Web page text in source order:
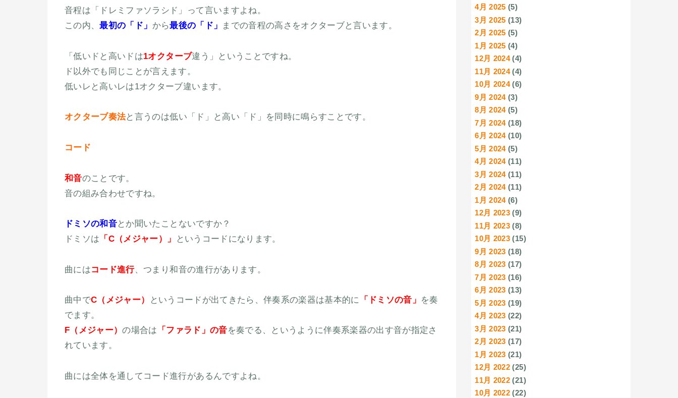
音程は「ドレミファソラシド」って言いますよね。
この内、最初の「ド」 から最後の「ド」 までの音程の高さをオクターブと言います。
「低いドと高いドは1オクターブ違う」ということですね。
ド以外でも同じことが言えます。
低いレと高いレは1オクターブ違います。
オクターブ奏法と言うのは低い「ド」と高い「ド」を同時に鳴らすことです。
コード
和音のことです。
音の組み合わせですね。
ドミソの和音とか聞いたことないですか？
ドミソは 「C（メジャー）」 というコードになります。
曲にはコード進行、つまり和音の進行があります。
曲中でC（メジャー） というコードが出てきたら、伴奏系の楽器は基本的に 「 ドミソの音」 を奏
でます。
F（メジャー）の場合は 「ファラド」の音を奏でる、というように伴奏系楽器の出す音が指定さ
れています。
曲には全体を通してコード進行があるんですよね。
4月 2025 (5)
3月 2025 (13)
2月 2025 (5)
1月 2025 (4)
12月 2024(4)
11月 2024(4)
10月 2024(6)
9月 2024(3)
8月 2024(5)
7月 2024(18)
6月 2024(10)
5月 2024(5)
4月 2024(11)
3月 2024(11)
2月 2024(11)
1月 2024(6)
12月 2023 (9)
11月 2023 (8)
10月 2023 (15)
9月 2023 (18)
8月 2023 (17)
7月 2023 (16)
6月 2023 (13)
5月 2023 (19)
4月 2023 (22)
3月 2023 (21)
2月 2023 (17)
1月 2023 (21)
12月 2022 (25)
11月 2022 (21)
10月 2022 (22)